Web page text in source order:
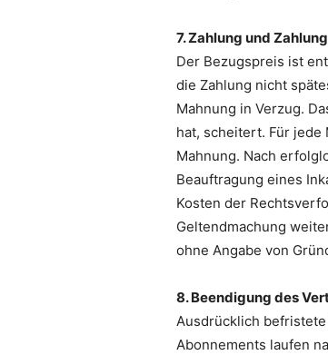
7. Zahlung und
Der Bezugspreis ist
die Zahlung nicht
Mahnung in Verzug.
hat, scheitert. Für jede
Mahnung. Nach
Beauftragung eines
Kosten der
Geltendmachung
ohne Angabe von
8. Beendigung des
Ausdrücklich
Abonnements laufen